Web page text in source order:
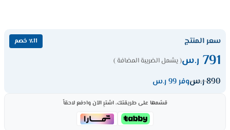
سعر المنتج ٪11 خصم
791 ر.س( يشمل الضريبة المضافة )
890ر.سوفر 99 ر.س
قسّمها على طريقتك، اشترِ الآن وادفع لاحقاً